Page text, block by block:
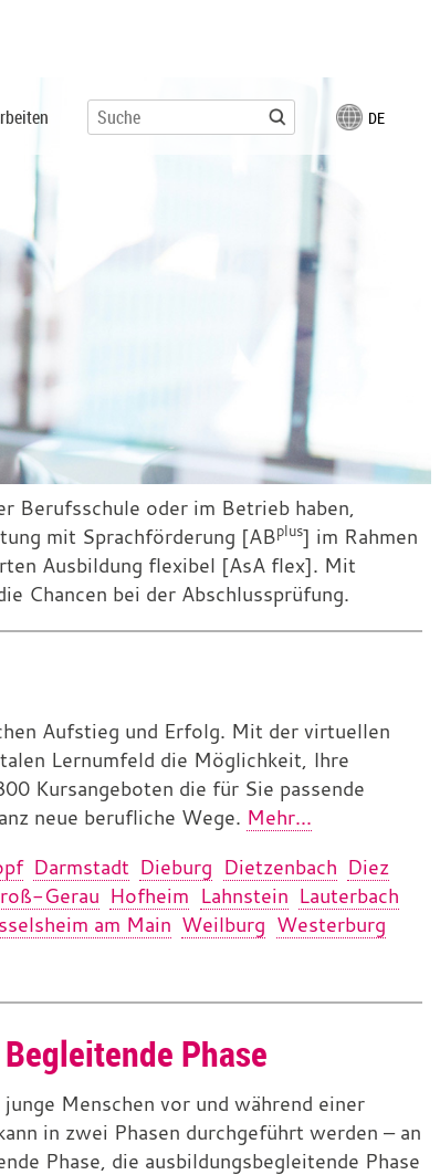
DE
Berufsschule oder im Betrieb haben,
mit Sprachförderung [ABplus] im Rahmen
Ausbildung flexibel [AsA flex]. Mit
Chancen bei der Abschlussprüfung.
Aufstieg und Erfolg. Mit der virtuellen
Lernumfeld die Möglichkeit, Ihre
Kursangeboten die für Sie passende
neue berufliche Wege. Mehr...
Darmstadt Dieburg Dietzenbach Diez
Gerau Hofheim Lahnstein Lauterbach
am Main Weilburg Westerburg
Phase
Menschen vor und während einer
in zwei Phasen durchgeführt werden – an
Phase, die ausbildungsbegleitende Phase